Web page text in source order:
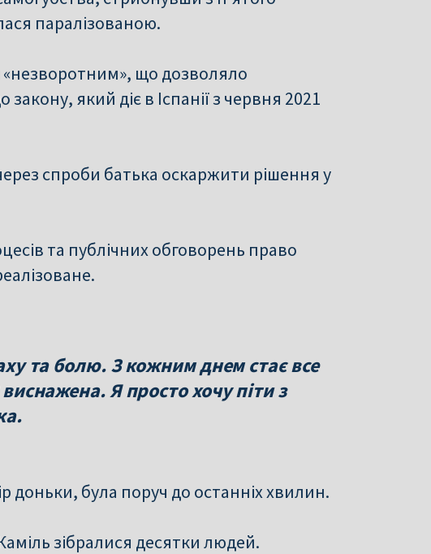
паралізованою.
«незворотним», що дозволяло
який діє в Іспанії з червня 2021
спроби батька оскаржити рішення у
та публічних обговорень право
та болю. З кожним днем стає все
Я просто хочу піти з
доньки, була поруч до останніх хвилин.
зібралися десятки людей.